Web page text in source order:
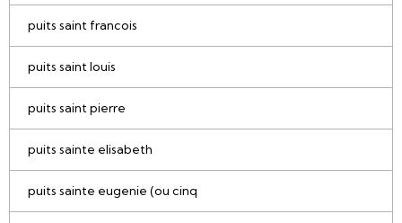
puits saint francois
puits saint louis
puits saint pierre
puits sainte elisabeth
puits sainte eugenie (ou cinq